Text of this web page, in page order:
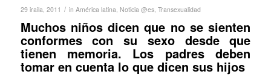
29 iraila, 2011 / in América latina, Noticia @es, Transexualidad
Muchos niños dicen que no se sienten
conformes con su sexo desde que
tienen memoria. Los padres deben
tomar en cuenta lo que dicen sus hijos